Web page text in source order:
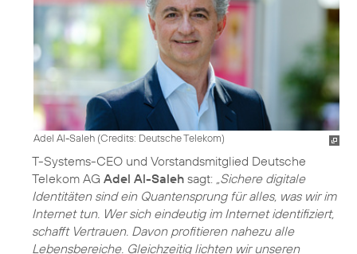
Adel Al-Saleh (Credits: Deutsche Telekom)
T-Systems-CEO und Vorstandsmitglied Deutsche
Telekom AG Adel Al-Saleh sagt: „Sichere digitale
Identitäten sind ein Quantensprung für alles, was wir im
Internet tun. Wer sich eindeutig im Internet identifiziert,
schafft Vertrauen. Davon profitieren nahezu alle
Lebensbereiche. Gleichzeitig lichten wir unseren